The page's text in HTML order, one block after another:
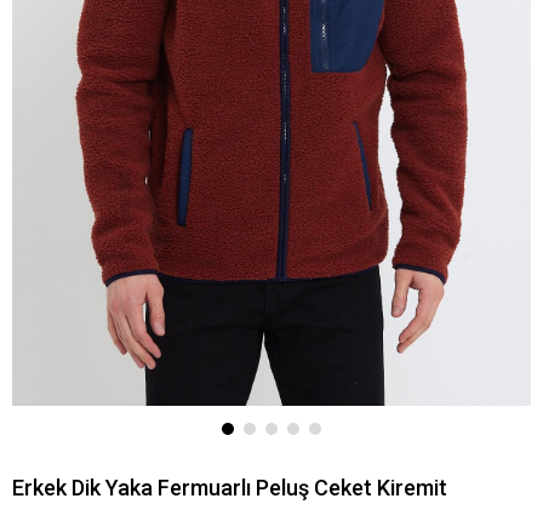
Erkek Dik Yaka Fermuarlı Peluş Ceket Kiremit